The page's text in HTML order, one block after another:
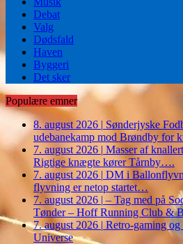
Debat
Valg
Dødsfald
Haven
Byggeri
Det sker
Populære emner
8. august 2026 | Sønderjyske
udebanekamp mod Brøndby for
7. august 2026 | Masser af
Rigtige knægte kører Tårnby….
7. august 2026 | DM i
flyvning er netop startet…
7. august 2026 | – Tag med på
Tønder – Hoff Running Club &
7. august 2026 | Retro-gaming og
Universe